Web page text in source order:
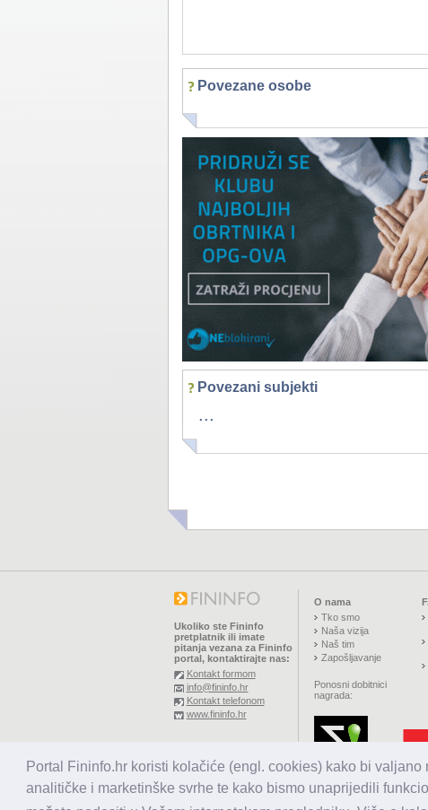
Portal Fininfo.hr koristi kolačiće (engl. cookies) kako bi
analitičke i marketinške svrhe te kako bismo unaprijedili
Povezane osobe
Povezani subjekti
...
Ukoliko ste Fininfo
pretplatnik ili imate
pitanja vezana za Fininfo
portal, kontaktirajte nas:
Kontakt formom
info@fininfo.hr
Kontakt telefonom
www.fininfo.hr
Sva prava pridržana.
O nama
Tko smo
Naša vizija
Naš tim
Zapošljavanje
Ponosni dobitnici
nagrada: